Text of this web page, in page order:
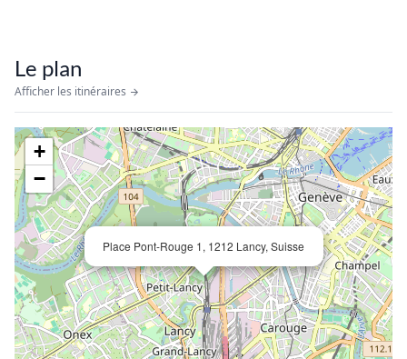
Le plan
Afficher les itinéraires
Place Pont-Rouge 1, 1212 Lancy, Suisse
+
−